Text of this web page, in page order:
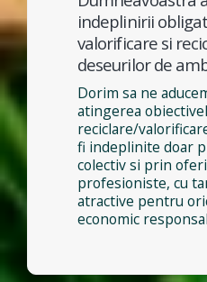
indeplinirii
valorificare si
deseurilor de
Dorim sa ne
atingerea
reciclare/
fi indeplinite doar
colectiv si prin
profesioniste, cu
atractive pentru
economic